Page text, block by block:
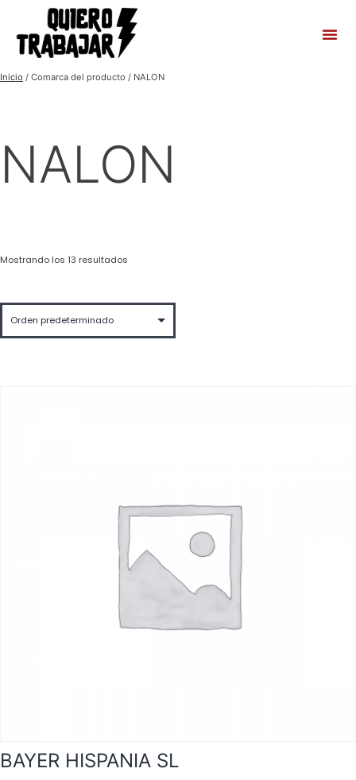
Inicio / Comarca del producto / NALON
NALON
Mostrando los 13 resultados
BAYER HISPANIA SL